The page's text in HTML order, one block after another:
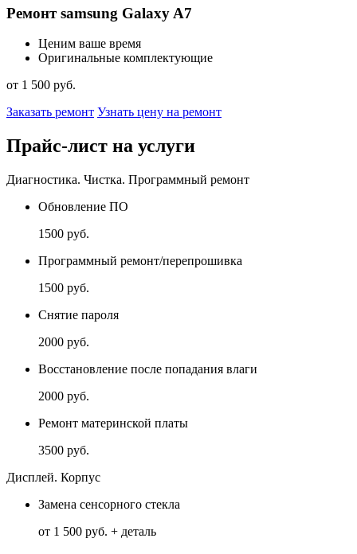
Ремонт samsung Galaxy A7
Ценим ваше время
Оригинальные комплектующие
от 1 500 руб.
Заказать ремонт Узнать цену на ремонт
Прайс-лист на услуги
Диагностика. Чистка. Программный ремонт
Обновление ПО
1500 руб.
Программный ремонт/перепрошивка
1500 руб.
Снятие пароля
2000 руб.
Восстановление после попадания влаги
2000 руб.
Ремонт материнской платы
3500 руб.
Дисплей. Корпус
Замена сенсорного стекла
от 1 500 руб. + деталь